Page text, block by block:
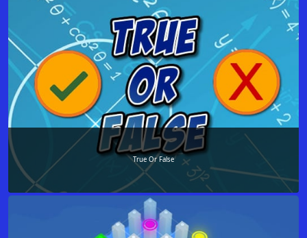
True Or False